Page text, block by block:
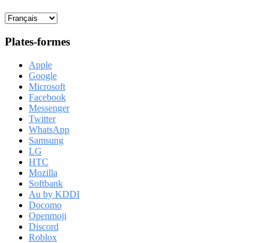
Plates-formes
Apple
Google
Microsoft
Facebook
Messenger
Twitter
WhatsApp
Samsung
LG
HTC
Mozilla
Softbank
Au by KDDI
Docomo
Openmoji
Discord
Roblox